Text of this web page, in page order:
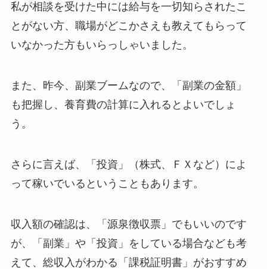
私が相談を受けた中には給与を一切知らされたこ
とがない方、職場がどこかさえも教えてもらって
いなかった方もいらっしゃいました。
また、昨今、副業ブームなので、「副業の金額」
も把握し、養育費の計算に入れるとよいでしょ
う。
さらに言えば、「投資」（株式、ＦＸなど）によ
って稼いでいるということもあります。
収入額の確認は、「源泉徴収票」でもいいのです
が、「副業」や「投資」をしている場合なども考
えて、総収入がわかる 「課税証明書」がおすすめ